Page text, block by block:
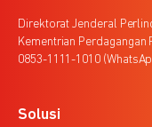
Direktorat Jenderal
Kementrian Perdagangan
0853-1111-1010
Solusi